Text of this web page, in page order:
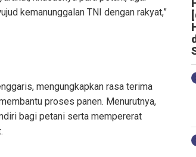
kemanunggalan TNI dengan rakyat,”
mengungkapkan rasa terima
proses panen. Menurutnya,
bagi petani serta mempererat